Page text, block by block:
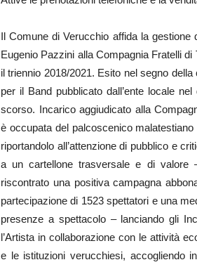
Il Comune di Verucchio affida la gestione
Eugenio Pazzini alla Compagnia Fratelli di
il triennio 2018/2021. Esito nel segno della
per il Band pubblicato dall’ente locale nel
scorso. Incarico aggiudicato alla
è occupata del palcoscenico malatestiano
riportandolo all’attenzione di pubblico e
a un cartellone trasversale e di valore
riscontrato una positiva campagna
partecipazione di 1523 spettatori e una
presenze a spettacolo – lanciando gli
l’Artista in collaborazione con le attività
e le istituzioni verucchiesi, accogliendo